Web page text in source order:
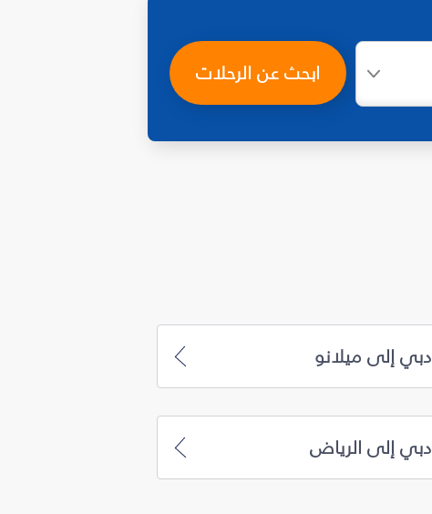
ابحث عن الرحلات
دبي إلى ميلانو
دبي إلى الرياض